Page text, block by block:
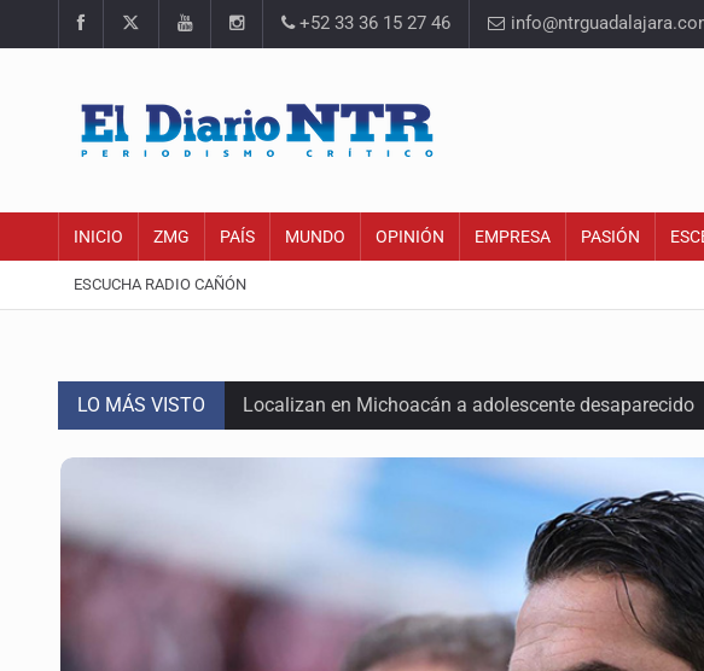
+52 33 36 15 27 46
INICIO ZMG PAÍS MUNDO OPINIÓN EMPRESA PASIÓN
ESCUCHA RADIO CAÑÓN
LO MÁS VISTO Localizan en Michoacán a adolescente desaparecido
México no está preparado para una intervención
Lamenta Carla Humphrey la negativa del INE para
Desapariciones en Jalisco, con complicidad de
Aseguran pitón dentro de vivienda de Santa Tere
Sheinbaum anticipa más detenciones por caso